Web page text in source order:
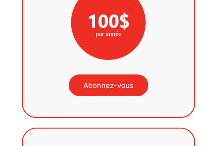
Abonnez-vous